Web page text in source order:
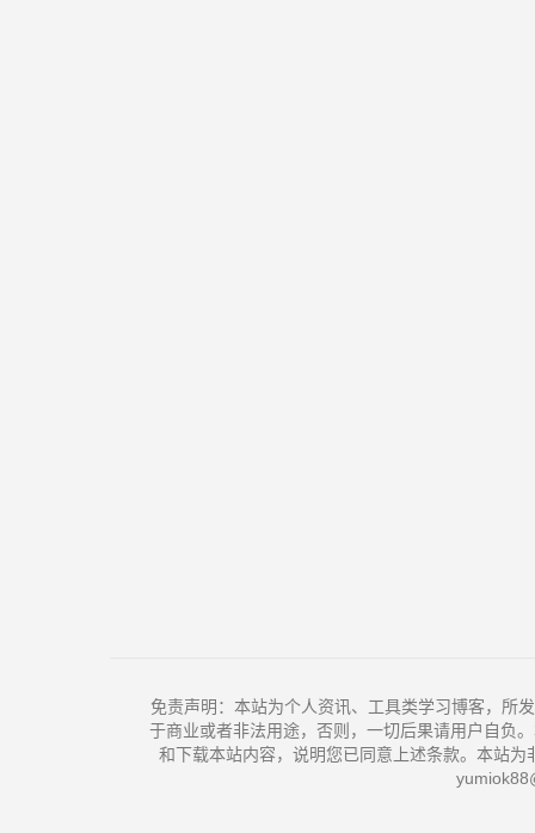
免责声明：本站为个人资讯、工具类学习博客，所
于商业或者非法用途，否则，一切后果请用户自负
和下载本站内容，说明您已同意上述条款。本站